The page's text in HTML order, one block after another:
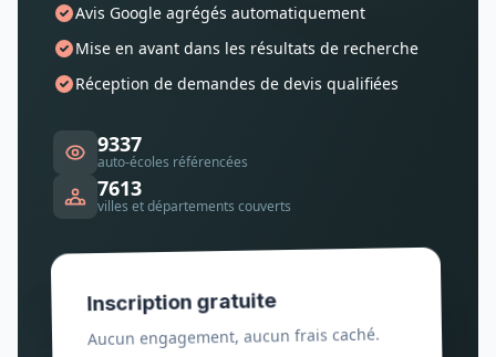
Avis Google agrégés automatiquement
Mise en avant dans les résultats de recherche
Réception de demandes de devis qualifiées
9337
auto-écoles référencées
7613
villes et départements couverts
Inscription gratuite
Aucun engagement, aucun frais caché.